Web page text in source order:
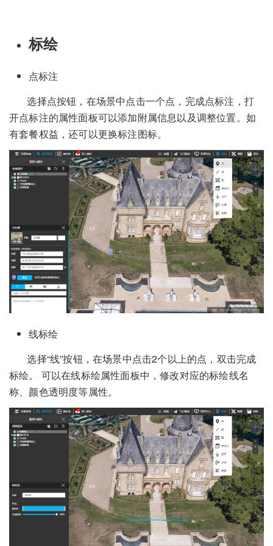
标绘
点标注
选择点按钮，在场景中点击一个点，完成点标注，打
开点标注的属性面板可以添加附属信息以及调整位置。如
有套餐权益，还可以更换标注图标。
线标绘
选择“线”按钮，在场景中点击2个以上的点，双击完成
标绘。 可以在线标绘属性面板中，修改对应的标绘线名
称、颜色透明度等属性。